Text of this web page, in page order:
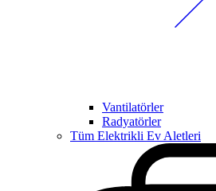
Vantilatörler
Radyatörler
Tüm Elektrikli Ev Aletleri